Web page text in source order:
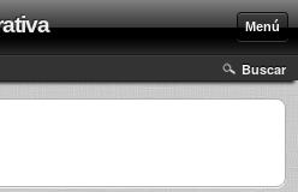
Menú
Buscar